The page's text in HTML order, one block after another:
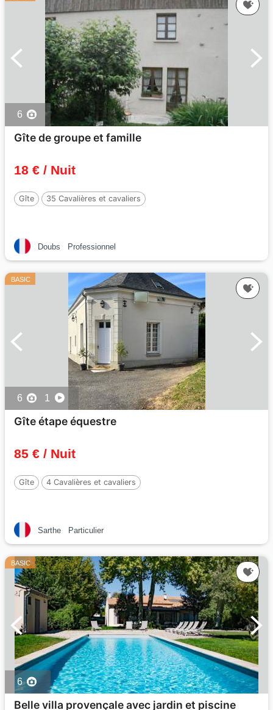
6
Gîte de groupe et famille
18 € / Nuit
Gîte 35 Cavalières et cavaliers
Doubs Professionnel
BASIC
6 1
Gîte étape équestre
85 € / Nuit
Gîte 4 Cavalières et cavaliers
Sarthe Particulier
BASIC
6
Belle villa provençale avec jardin et piscine